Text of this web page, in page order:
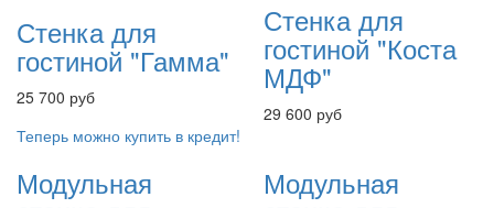
Стенка для
гостиной "Гамма"
25 700 руб
Стенка для
гостиной "Коста
МДФ"
29 600 руб
Теперь можно купить в кредит!
Модульная Модульная